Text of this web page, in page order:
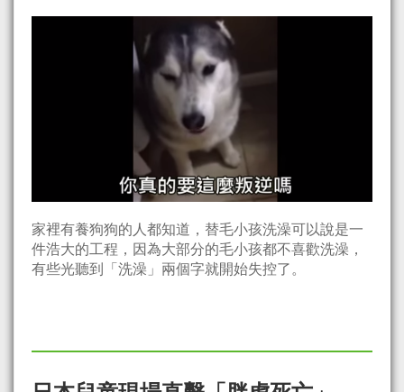
家裡有養狗狗的人都知道，替毛小孩洗澡可以說是一
件浩大的工程，因為大部分的毛小孩都不喜歡洗澡，
有些光聽到「洗澡」兩個字就開始失控了。